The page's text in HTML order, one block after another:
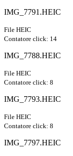
IMG_7791.HEIC
File HEIC
Contatore click: 14
IMG_7788.HEIC
File HEIC
Contatore click: 8
IMG_7793.HEIC
File HEIC
Contatore click: 8
IMG_7797.HEIC